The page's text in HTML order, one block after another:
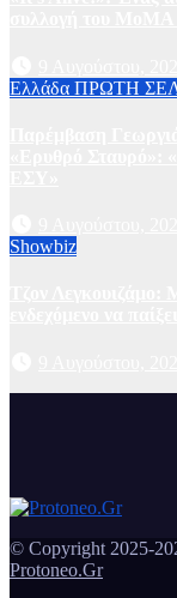
Ελλάδα ΠΡΩΤΗ
Showbiz
© Copyright 2025-
Protoneo.Gr